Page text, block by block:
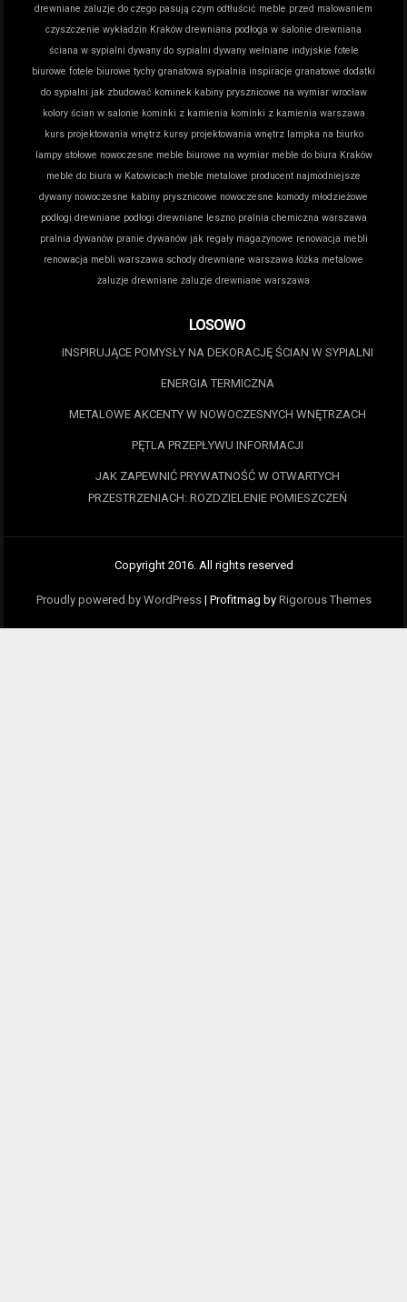
drewniane żaluzje do czego pasują czym odtłuścić meble przed malowaniem
czyszczenie wykładzin Kraków drewniana podłoga w salonie drewniana
ściana w sypialni dywany do sypialni dywany wełniane indyjskie fotele
biurowe fotele biurowe tychy granatowa sypialnia inspiracje granatowe dodatki
do sypialni jak zbudować kominek kabiny prysznicowe na wymiar wrocław
kolory ścian w salonie kominki z kamienia kominki z kamienia warszawa
kurs projektowania wnętrz kursy projektowania wnętrz lampka na biurko
lampy stołowe nowoczesne meble biurowe na wymiar meble do biura Kraków
meble do biura w Katowicach meble metalowe producent najmodniejsze
dywany nowoczesne kabiny prysznicowe nowoczesne komody młodzieżowe
podłogi drewniane podłogi drewniane leszno pralnia chemiczna warszawa
pralnia dywanów pranie dywanów jak regały magazynowe renowacja mebli
renowacja mebli warszawa schody drewniane warszawa łóżka metalowe
żaluzje drewniane żaluzje drewniane warszawa
LOSOWO
INSPIRUJĄCE POMYSŁY NA DEKORACJĘ ŚCIAN W SYPIALNI
ENERGIA TERMICZNA
METALOWE AKCENTY W NOWOCZESNYCH WNĘTRZACH
PĘTLA PRZEPŁYWU INFORMACJI
JAK ZAPEWNIĆ PRYWATNOŚĆ W OTWARTYCH
PRZESTRZENIACH: ROZDZIELENIE POMIESZCZEŃ
Copyright 2016. All rights reserved
Proudly powered by WordPress | Profitmag by Rigorous Themes